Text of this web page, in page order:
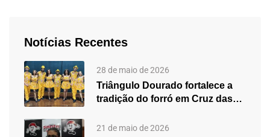
Notícias Recentes
28 de maio de 2026
Triângulo Dourado fortalece a
tradição do forró em Cruz das…
21 de maio de 2026